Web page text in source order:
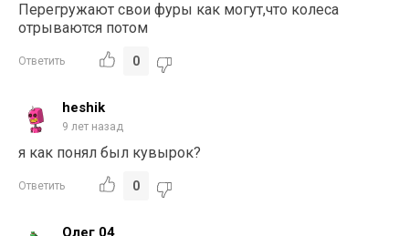
Перегружают свои фуры как могут,что колеса
отрываются потом
Ответить 0
heshik
9 лет назад
я как понял был кувырок?
Ответить 0